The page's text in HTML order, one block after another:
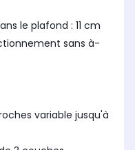
le plafond : 11 cm
sans à-
variable jusqu'à